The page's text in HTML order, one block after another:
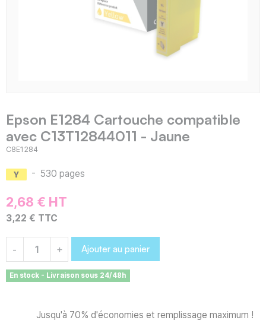
Epson E1284 Cartouche compatible
avec C13T12844011 - Jaune
C8E1284
- 530 pages
2,68 € HT
3,22 € TTC
- + Ajouter au panier
En stock - Livraison sous 24/48h
Jusqu'à 70% d'économies et remplissage maximum !